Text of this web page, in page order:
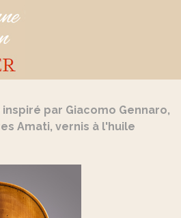
par Giacomo Gennaro,
Amati, vernis à l'huile